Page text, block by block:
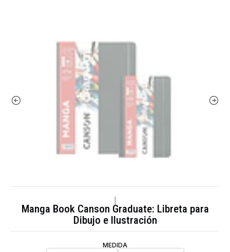
Manga Book Canson Graduate: Libreta para
Dibujo e Ilustración
MEDIDA